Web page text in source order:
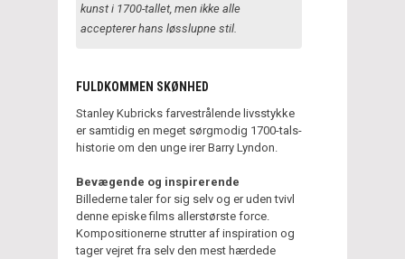
kunst i 1700-tallet, men ikke alle
accepterer hans løsslupne stil.
FULDKOMMEN SKØNHED
Stanley Kubricks farvestrålende livsstykke
er samtidig en meget sørgmodig 1700-tals-
historie om den unge irer Barry Lyndon.
Bevægende og inspirerende
Billederne taler for sig selv og er uden tvivl
denne episke films allerstørste force.
Kompositionerne strutter af inspiration og
tager vejret fra selv den mest hærdede